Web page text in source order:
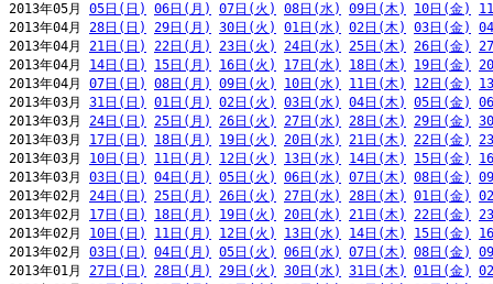
2013年05月 05日(日) 06日(月) 07日(火) 08日(水) 09日(木) 10日(金)
2013年04月 28日(日) 29日(月) 30日(火) 01日(水) 02日(木) 03日(金)
2013年04月 21日(日) 22日(月) 23日(火) 24日(水) 25日(木) 26日(金)
2013年04月 14日(日) 15日(月) 16日(火) 17日(水) 18日(木) 19日(金)
2013年04月 07日(日) 08日(月) 09日(火) 10日(水) 11日(木) 12日(金)
2013年03月 31日(日) 01日(月) 02日(火) 03日(水) 04日(木) 05日(金)
2013年03月 24日(日) 25日(月) 26日(火) 27日(水) 28日(木) 29日(金)
2013年03月 17日(日) 18日(月) 19日(火) 20日(水) 21日(木) 22日(金)
2013年03月 10日(日) 11日(月) 12日(火) 13日(水) 14日(木) 15日(金)
2013年03月 03日(日) 04日(月) 05日(火) 06日(水) 07日(木) 08日(金)
2013年02月 24日(日) 25日(月) 26日(火) 27日(水) 28日(木) 01日(金)
2013年02月 17日(日) 18日(月) 19日(火) 20日(水) 21日(木) 22日(金)
2013年02月 10日(日) 11日(月) 12日(火) 13日(水) 14日(木) 15日(金)
2013年02月 03日(日) 04日(月) 05日(火) 06日(水) 07日(木) 08日(金)
2013年01月 27日(日) 28日(月) 29日(火) 30日(水) 31日(木) 01日(金)